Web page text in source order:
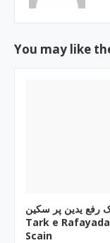
You may like
رفع یدین پر سکین
Tark e
Scain